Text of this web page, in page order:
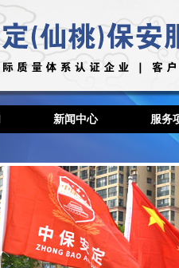
新闻中心 服务